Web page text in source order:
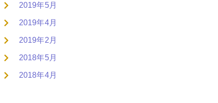
2019年5月
2019年4月
2019年2月
2018年5月
2018年4月